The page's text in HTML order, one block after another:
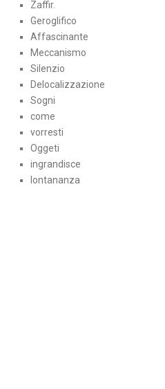
Zaffir.
Geroglifico
Affascinante
Meccanismo
Silenzio
Delocalizzazione
Sogni
come
vorresti
Oggeti
ingrandisce
lontananza